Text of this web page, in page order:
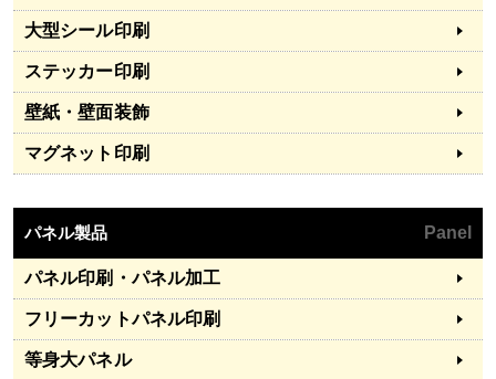
大型シール印刷
ステッカー印刷
壁紙・壁面装飾
マグネット印刷
パネル製品 Panel
パネル印刷・パネル加工
フリーカットパネル印刷
等身大パネル